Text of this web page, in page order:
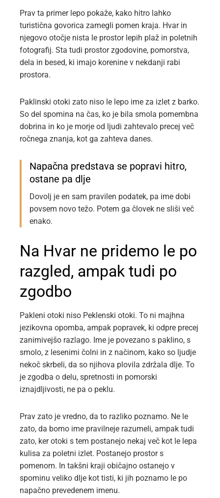
Prav ta primer lepo pokaže, kako hitro lahko
turistična govorica zamegli pomen kraja. Hvar in
njegovo otočje nista le prostor lepih plaž in poletnih
fotografij. Sta tudi prostor zgodovine, pomorstva,
dela in besed, ki imajo korenine v nekdanji rabi
prostora.
Paklinski otoki zato niso le lepo ime za izlet z barko.
So del spomina na čas, ko je bila smola pomembna
dobrina in ko je morje od ljudi zahtevalo precej več
ročnega znanja, kot ga zahteva danes.
Napačna predstava se popravi hitro,
ostane pa dlje
Dovolj je en sam pravilen podatek, pa ime dobi
povsem novo težo. Potem ga človek ne sliši več
enako.
Na Hvar ne pridemo le po
razgled, ampak tudi po
zgodbo
Pakleni otoki niso Peklenski otoki. To ni majhna
jezikovna opomba, ampak popravek, ki odpre precej
zanimivejšo razlago. Ime je povezano s paklino, s
smolo, z lesenimi čolni in z načinom, kako so ljudje
nekoč skrbeli, da so njihova plovila zdržala dlje. To
je zgodba o delu, spretnosti in pomorski
iznajdljivosti, ne pa o peklu.
Prav zato je vredno, da to razliko poznamo. Ne le
zato, da bomo ime pravilneje razumeli, ampak tudi
zato, ker otoki s tem postanejo nekaj več kot le lepa
kulisa za poletni izlet. Postanejo prostor s
pomenom. In takšni kraji običajno ostanejo v
spominu veliko dlje kot tisti, ki jih poznamo le po
napačno prevedenem imenu.